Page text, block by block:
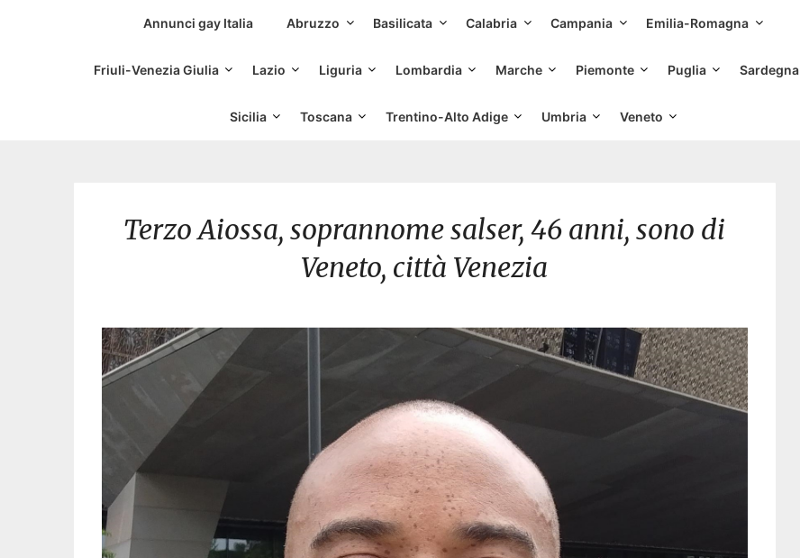
Siti Incontri Gay
Annunci gay Italia Abruzzo Basilicata Calabria Campania Emilia-Romagna
Friuli-Venezia Giulia Lazio Liguria Lombardia Marche Piemonte Puglia Sardegna
Sicilia Toscana Trentino-Alto Adige Umbria Veneto
Terzo Aiossa, soprannome salser, 46 anni, sono di
Veneto, città Venezia